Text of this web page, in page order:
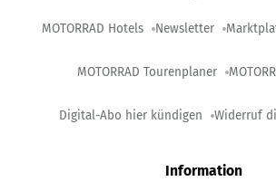
MOTORRAD Hotels Newsletter
MOTORRAD Tourenplaner
Digital-Abo hier kündigen Widerruf
Information